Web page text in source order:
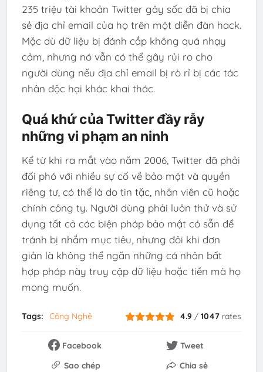
235 triệu tài khoản Twitter gây sốc đã bị chia
sẻ địa chỉ email của họ trên một diễn đàn hack.
Mặc dù dữ liệu bị đánh cắp không quá nhạy
cảm, nhưng nó vẫn có thể gây rủi ro cho
người dùng nếu địa chỉ email bị rò rỉ bị các tác
nhân độc hại khác khai thác.
Quá khứ của Twitter đầy rẫy
những vi phạm an ninh
Kể từ khi ra mắt vào năm 2006, Twitter đã phải
đối phó với nhiều sự cố về bảo mật và quyền
riêng tư, có thể là do tin tặc, nhân viên cũ hoặc
chính công ty. Người dùng phải luôn thử và sử
dụng tất cả các biện pháp bảo mật có sẵn để
tránh bị nhắm mục tiêu, nhưng đôi khi đơn
giản là không thể ngăn những cá nhân bất
hợp pháp này truy cập dữ liệu hoặc tiền mà họ
mong muốn.
Tags: Công Nghệ 4.9 /1047 rates
Facebook
Tweet
Sao chép
Chia sẻ